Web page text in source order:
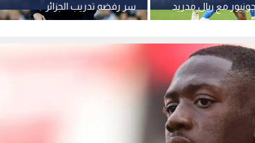
سر رفضه تدريب الجزائر
مع ريال مدريد